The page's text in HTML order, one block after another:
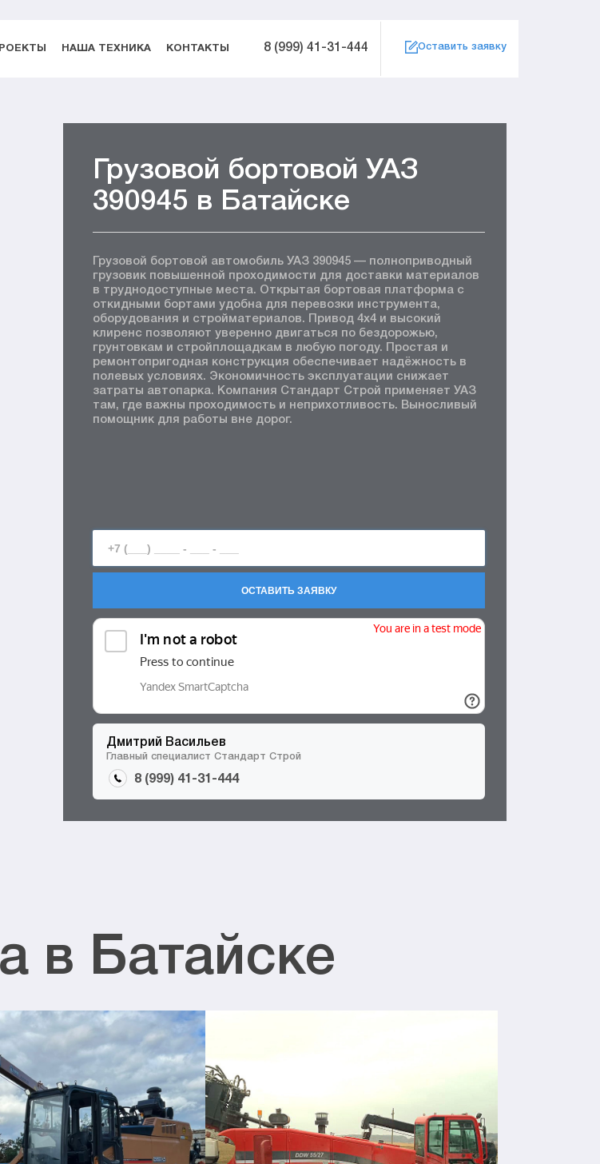
НАША ТЕХНИКА КОНТАКТЫ 8 (999) 41-31-444 Оставить заявку
Грузовой бортовой УАЗ
390945 в Батайске
Грузовой бортовой автомобиль УАЗ 390945 — полноприводный
грузовик повышенной проходимости для доставки материалов
в труднодоступные места. Открытая бортовая платформа с
откидными бортами удобна для перевозки инструмента,
оборудования и стройматериалов. Привод 4x4 и высокий
клиренс позволяют уверенно двигаться по бездорожью,
грунтовкам и стройплощадкам в любую погоду. Простая и
ремонтопригодная конструкция обеспечивает надёжность в
полевых условиях. Экономичность эксплуатации снижает
затраты автопарка. Компания Стандарт Строй применяет УАЗ
там, где важны проходимость и неприхотливость. Выносливый
помощник для работы вне дорог.
ОСТАВИТЬ ЗАЯВКУ
Дмитрий Васильев
Главный специалист Стандарт Строй
8 (999) 41-31-444
в Батайске